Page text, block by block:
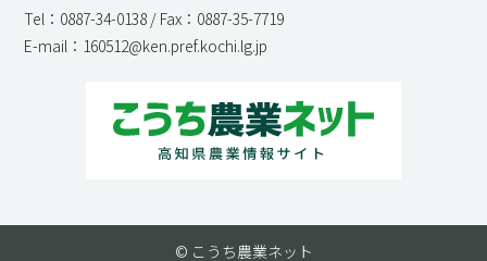
Tel：0887-34-0138 / Fax：0887-35-7719
E-mail：160512@ken.pref.kochi.lg.jp
© こうち農業ネット